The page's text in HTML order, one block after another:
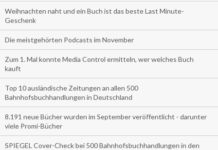
Weihnachten naht und ein Buch ist das beste Last Minute-
Geschenk
Die meistgehörten Podcasts im November
Zum 1. Mal konnte Media Control ermitteln, wer welches Buch
kauft
Top 10 ausländische Zeitungen an allen 500
Bahnhofsbuchhandlungen in Deutschland
8.191 neue Bücher wurden im September veröffentlicht - darunter
viele Promi-Bücher
SPIEGEL Cover-Check bei 500 Bahnhofsbuchhandlungen in den